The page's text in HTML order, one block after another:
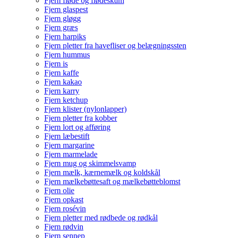
Fjern glaspest
Fjern gløgg
Fjern græs
Fjern harpiks
Fjern pletter fra havefliser og belægningssten
Fjern hummus
Fjern is
Fjern kaffe
Fjern kakao
Fjern karry
Fjern ketchup
Fjern klister (nylonlapper)
Fjern pletter fra kobber
Fjern lort og afføring
Fjern læbestift
Fjern margarine
Fjern marmelade
Fjern mug og skimmelsvamp
Fjern mælk, kærnemælk og koldskål
Fjern mælkebøttesaft og mælkebøtteblomst
Fjern olie
Fjern opkast
Fjern rosévin
Fjern pletter med rødbede og rødkål
Fjern rødvin
Fjern sennep